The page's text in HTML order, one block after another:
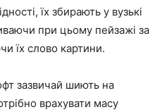
їх збирають у вузькі
при цьому пейзажі за
їх слово картини.
зазвичай шиють на
врахувати масу